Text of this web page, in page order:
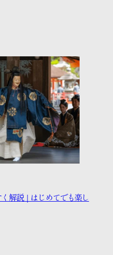
解説｜はじめてでも楽し